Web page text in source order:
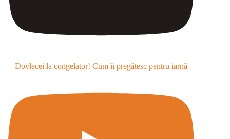
Dovlecei la congelator! Cum îi pregătesc pentru iarnă